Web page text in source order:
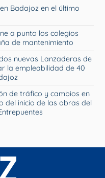
Badajoz en el último
a punto los colegios
de mantenimiento
nuevas Lanzaderas de
la empleabilidad de 40
de tráfico y cambios en
del inicio de las obras del